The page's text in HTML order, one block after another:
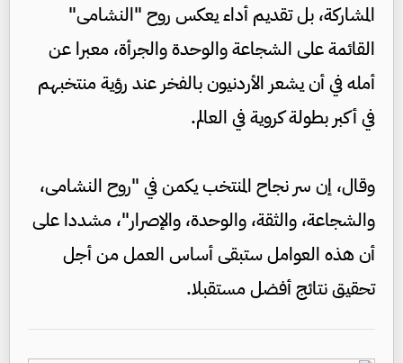
المشاركة، بل تقديم أداء يعكس روح "النشامى"
القائمة على الشجاعة والوحدة والجرأة، معبرا عن
أمله في أن يشعر الأردنيون بالفخر عند رؤية منتخبهم
في أكبر بطولة كروية في العالم.
وقال، إن سر نجاح المنتخب يكمن في "روح النشامى،
والشجاعة، والثقة، والوحدة، والإصرار"، مشددا على
أن هذه العوامل ستبقى أساس العمل من أجل
تحقيق نتائج أفضل مستقبلا.